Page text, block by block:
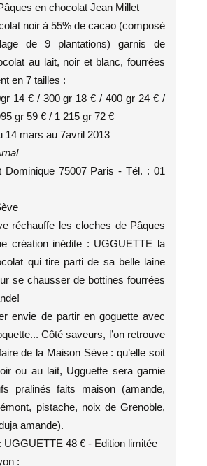
en chocolat Jean Millet
noir à 55% de cacao (composé
de 9 plantations) garnis de
au lait, noir et blanc, fourrées
en 7 tailles :
14 € / 300 gr 18 € / 400 gr 24 € /
gr 59 € / 1 215 gr 72 €
14 mars au 7avril 2013
Dominique 75007 Paris - Tél. : 01
réchauffe les cloches de Pâques
création inédite : UGGUETTE la
qui tire parti de sa belle laine
se chausser de bottines fourrées
envie de partir en goguette avec
Côté saveurs, l’on retrouve
de la Maison Sève : qu’elle soit
ou au lait, Ugguette sera garnie
pralinés faits maison (amande,
pistache, noix de Grenoble,
amande).
UGGUETTE 48 € - Edition limitée
: